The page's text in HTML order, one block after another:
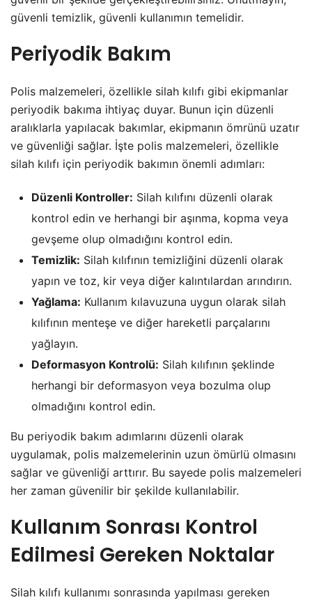
güvenli temizlik, güvenli kullanımın temelidir.
Periyodik Bakım
Polis malzemeleri, özellikle silah kılıfı gibi ekipmanlar
periyodik bakıma ihtiyaç duyar. Bunun için düzenli
aralıklarla yapılacak bakımlar, ekipmanın ömrünü uzatır
ve güvenliği sağlar. İşte polis malzemeleri, özellikle
silah kılıfı için periyodik bakımın önemli adımları:
Düzenli Kontroller: Silah kılıfını düzenli olarak
kontrol edin ve herhangi bir aşınma, kopma veya
gevşeme olup olmadığını kontrol edin.
Temizlik: Silah kılıfının temizliğini düzenli olarak
yapın ve toz, kir veya diğer kalıntılardan arındırın.
Yağlama: Kullanım kılavuzuna uygun olarak silah
kılıfının menteşe ve diğer hareketli parçalarını
yağlayın.
Deformasyon Kontrolü: Silah kılıfının şeklinde
herhangi bir deformasyon veya bozulma olup
olmadığını kontrol edin.
Bu periyodik bakım adımlarını düzenli olarak
uygulamak, polis malzemelerinin uzun ömürlü olmasını
sağlar ve güvenliği arttırır. Bu sayede polis malzemeleri
her zaman güvenilir bir şekilde kullanılabilir.
Kullanım Sonrası Kontrol
Edilmesi Gereken Noktalar
Silah kılıfı kullanımı sonrasında yapılması gereken